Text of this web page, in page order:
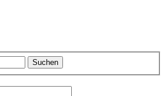
Suchen